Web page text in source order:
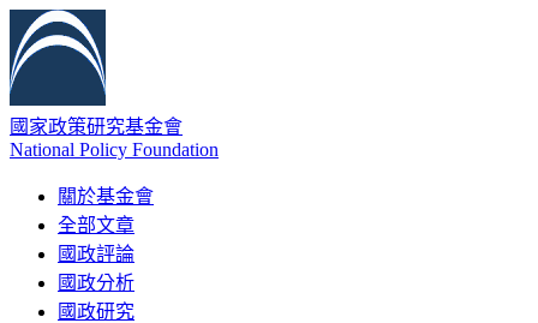
國家政策研究基金會
National Policy Foundation
關於基金會
全部文章
國政評論
國政分析
國政研究